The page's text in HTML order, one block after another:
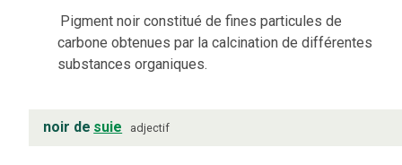
Pigment noir constitué de fines particules de
carbone obtenues par la calcination de différentes
substances organiques.
noir de suie adjectif